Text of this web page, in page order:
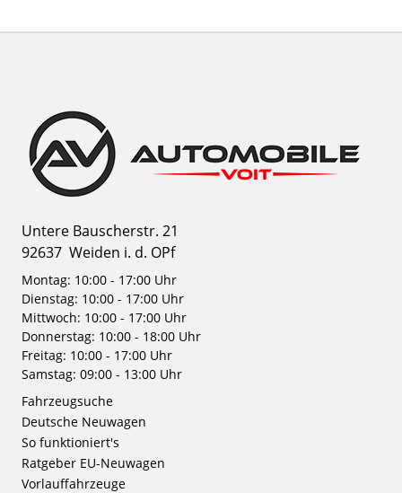
Untere Bauscherstr. 21
92637 Weiden i. d. OPf
Montag: 10:00 - 17:00 Uhr
Dienstag: 10:00 - 17:00 Uhr
Mittwoch: 10:00 - 17:00 Uhr
Donnerstag: 10:00 - 18:00 Uhr
Freitag: 10:00 - 17:00 Uhr
Samstag: 09:00 - 13:00 Uhr
Fahrzeugsuche
Deutsche Neuwagen
So funktioniert's
Ratgeber EU-Neuwagen
Vorlauffahrzeuge